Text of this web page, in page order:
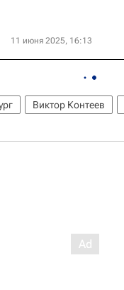
11 июня 2025, 16:13
Виктор Контеев